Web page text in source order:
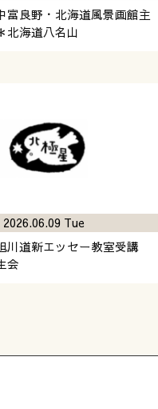
富良野・北海道風景画館主
北海道八名山
川道新エッセー教室受講
会
2026.06.09 Tue